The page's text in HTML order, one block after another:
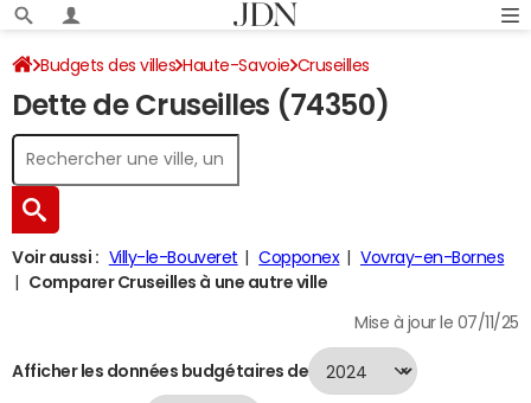
Budgets des villes Haute-Savoie Cruseilles
Dette au 31/12/2024
Dette de Cruseilles (74350)
Voir aussi : Villy-le-Bouveret Copponex
Vovray-en-Bornes
Comparer Cruseilles à une autre ville
Mise à jour le 07/11/25
Afficher les données budgétaires de